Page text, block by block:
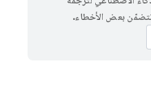
تتضمّن بعض الأخطاء.